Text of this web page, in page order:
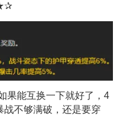
果能互换一下就好了，4
不够满破，还是要穿